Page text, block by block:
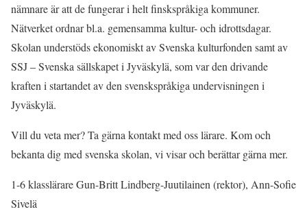
nämnare är att de fungerar i helt finskspråkiga kommuner.
Nätverket ordnar bl.a. gemensamma kultur- och idrottsdagar.
Skolan understöds ekonomiskt av Svenska kulturfonden samt av
SSJ – Svenska sällskapet i Jyväskylä, som var den drivande
kraften i startandet av den svenskspråkiga undervisningen i
Jyväskylä.
Vill du veta mer? Ta gärna kontakt med oss lärare. Kom och
bekanta dig med svenska skolan, vi visar och berättar gärna mer.
1-6 klasslärare Gun-Britt Lindberg-Juutilainen (rektor), Ann-Sofie
Sivelä